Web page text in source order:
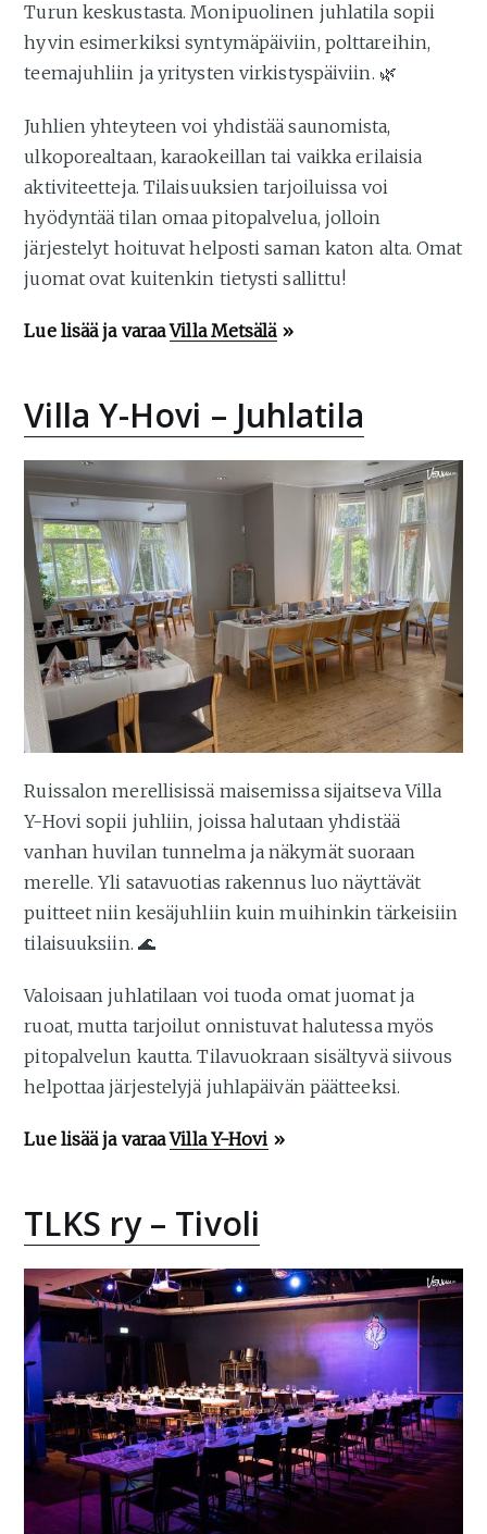
Turun keskustasta. Monipuolinen juhlatila sopii
hyvin esimerkiksi syntymäpäiviin, polttareihin,
teemajuhliin ja yritysten virkistyspäiviin. 🌿
Juhlien yhteyteen voi yhdistää saunomista,
ulkoporealtaan, karaokeillan tai vaikka erilaisia
aktiviteetteja. Tilaisuuksien tarjoiluissa voi
hyödyntää tilan omaa pitopalvelua, jolloin
järjestelyt hoituvat helposti saman katon alta. Omat
juomat ovat kuitenkin tietysti sallittu!
Lue lisää ja varaaVilla Metsälä»
Villa Y-Hovi – Juhlatila
Ruissalon merellisissä maisemissa sijaitseva Villa
Y-Hovi sopii juhliin, joissa halutaan yhdistää
vanhan huvilan tunnelma ja näkymät suoraan
merelle. Yli satavuotias rakennus luo näyttävät
puitteet niin kesäjuhliin kuin muihinkin tärkeisiin
tilaisuuksiin. 🌊
Valoisaan juhlatilaan voi tuoda omat juomat ja
ruoat, mutta tarjoilut onnistuvat halutessa myös
pitopalvelun kautta. Tilavuokraan sisältyvä siivous
helpottaa järjestelyjä juhlapäivän päätteeksi.
Lue lisää ja varaaVilla Y-Hovi »
TLKS ry – Tivoli